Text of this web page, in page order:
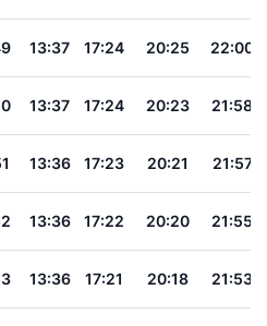
13:37 17:24 20:25 22:00
13:37 17:24 20:23 21:58
13:36 17:23 20:21 21:57
13:36 17:22 20:20 21:55
13:36 17:21 20:18 21:53